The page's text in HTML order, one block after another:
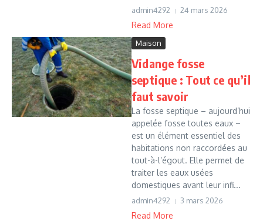
admin4292 24 mars 2026
Read More
Maison
Vidange fosse
septique : Tout ce qu’il
faut savoir
La fosse septique – aujourd’hui
appelée fosse toutes eaux –
est un élément essentiel des
habitations non raccordées au
tout-à-l’égout. Elle permet de
traiter les eaux usées
domestiques avant leur infi...
admin4292 3 mars 2026
Read More